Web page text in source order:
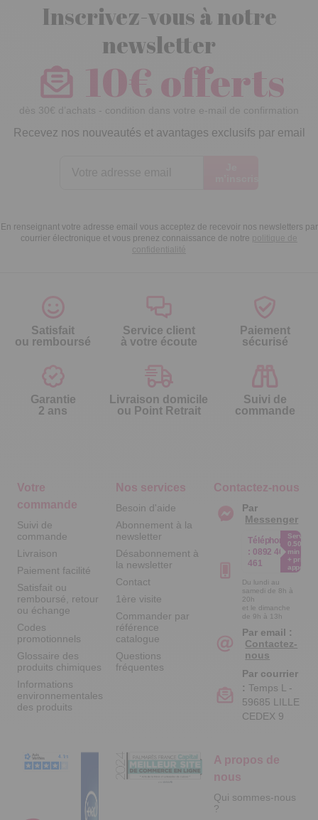
Inscrivez-vous à notre
newsletter
10€ offerts
dès 30€ d’achats - condition dans votre e-mail de confirmation
Recevez nos nouveautés et avantages exclusifs par email
En renseignant votre adresse email vous acceptez de recevoir nos newsletters par
courrier électronique et vous prenez connaissance de notre politique de
confidentialité
Satisfait
ou remboursé
Service client
à votre écoute
Paiement
sécurisé
Garantie
2 ans
Livraison domicile
ou Point Retrait
Suivi de
commande
Votre
commande
Suivi de
commande
Livraison
Paiement facilité
Satisfait ou
remboursé, retour
ou échange
Codes
promotionnels
Glossaire des
produits chimiques
Informations
environnementales
des produits
Nos services
Besoin d'aide
Abonnement à la
newsletter
Désabonnement à
la newsletter
Contact
1ère visite
Commander par
référence
catalogue
Questions
fréquentes
A propos de
nous
Qui sommes-nous
?
Contactez-nous
Par
Messenger
Téléphone
: 0892 461
461
Service
0.50€ /
min
+ prix
appel
Du lundi au
samedi de 8h à
20h
et le dimanche
de 9h à 13h
Par email :
Contactez-
nous
Par courrier
: Temps L -
59685 LILLE
CEDEX 9